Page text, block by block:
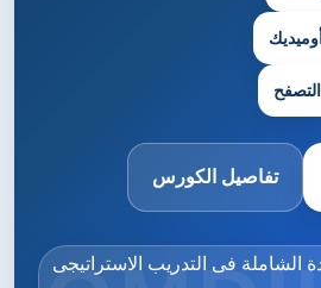
تفاصيل الكورس